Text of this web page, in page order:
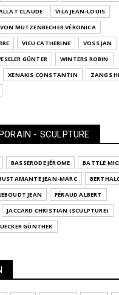
CLAUDE
VILA JEAN-LOUIS
VON MUTZENBECHER VÉRONICA
VIEU CATHERINE
VOSS JAN
GÜNTER
WINTERS ROBIN
XENAKIS CONSTANTIN
ZANGS
- SCULPTURE
BASSERODE JÉROME
BATTLE
JEAN-MARC
JEAN
FÉRAUD ALBERT
JACCARD CHRISTIAN (SCULPTURE)
UECKER GÜNTHER